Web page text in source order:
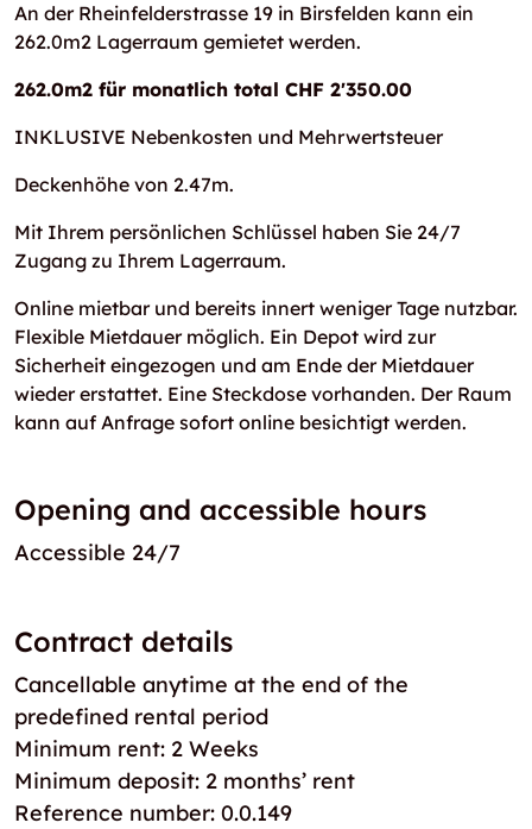
An der Rheinfelderstrasse 19 in Birsfelden kann ein
262.0m2 Lagerraum gemietet werden.
262.0m2 für monatlich total CHF 2'350.00
INKLUSIVE Nebenkosten und Mehrwertsteuer
Deckenhöhe von 2.47m.
Mit Ihrem persönlichen Schlüssel haben Sie 24/7
Zugang zu Ihrem Lagerraum.
Online mietbar und bereits innert weniger Tage nutzbar.
Flexible Mietdauer möglich. Ein Depot wird zur
Sicherheit eingezogen und am Ende der Mietdauer
wieder erstattet. Eine Steckdose vorhanden. Der Raum
kann auf Anfrage sofort online besichtigt werden.
Opening and accessible hours
Accessible 24/7
Contract details
Cancellable anytime at the end of the
predefined rental period
Minimum rent: 2 Weeks
Minimum deposit: 2 months’ rent
Reference number: 0.0.149